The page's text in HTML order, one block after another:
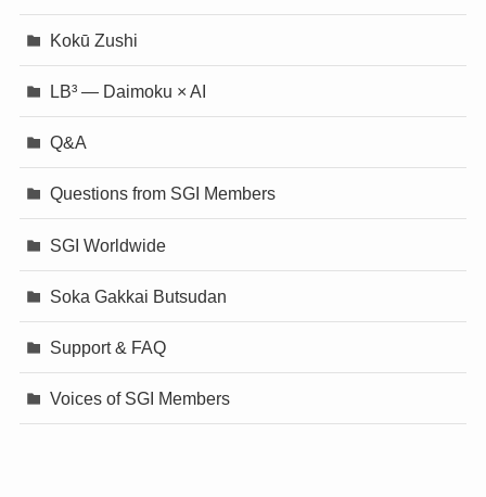
Kokū Zushi
LB³ — Daimoku × AI
Q&A
Questions from SGI Members
SGI Worldwide
Soka Gakkai Butsudan
Support & FAQ
Voices of SGI Members